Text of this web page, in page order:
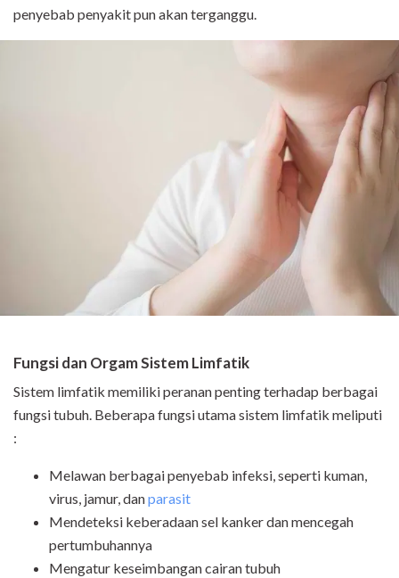
penyebab penyakit pun akan terganggu.
Fungsi dan Orgam Sistem Limfatik
Sistem limfatik memiliki peranan penting terhadap berbagai
fungsi tubuh. Beberapa fungsi utama sistem limfatik meliputi
:
Melawan berbagai penyebab infeksi, seperti kuman,
virus, jamur, danparasit
Mendeteksi keberadaan sel kanker dan mencegah
pertumbuhannya
Mengatur keseimbangan cairan tubuh